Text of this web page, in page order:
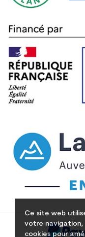
Ce site web
votre navigation,
cookies pour